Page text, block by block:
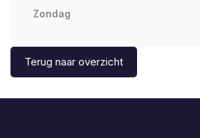
Zondag
Terug naar overzicht